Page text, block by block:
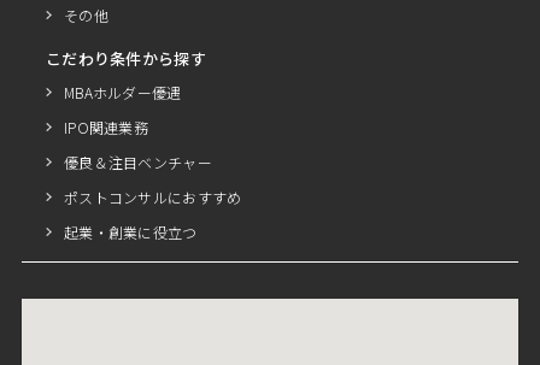
その他
こだわり条件から探す
MBAホルダー優遇
IPO関連業務
優良＆注目ベンチャー
ポストコンサルにおすすめ
起業・創業に役立つ